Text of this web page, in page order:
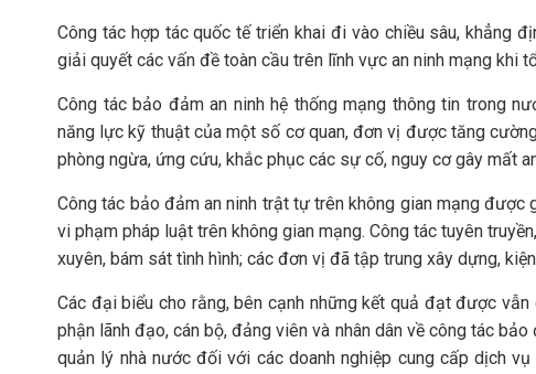
Công tác hợp tác quốc tế triển khai đi vào chiều sâu, khẳng
giải quyết các vấn đề toàn cầu trên lĩnh vực an ninh mạng khi
Công tác bảo đảm an ninh hệ thống mạng thông tin trong
năng lực kỹ thuật của một số cơ quan, đơn vị được tăng
phòng ngừa, ứng cứu, khắc phục các sự cố, nguy cơ gây mất
Công tác bảo đảm an ninh trật tự trên không gian mạng
vi phạm pháp luật trên không gian mạng. Công tác tuyên
xuyên, bám sát tình hình; các đơn vị đã tập trung xây dựng,
Các đại biểu cho rằng, bên cạnh những kết quả đạt được
phận lãnh đạo, cán bộ, đảng viên và nhân dân về công tác
quản lý nhà nước đối với các doanh nghiệp cung cấp dịch